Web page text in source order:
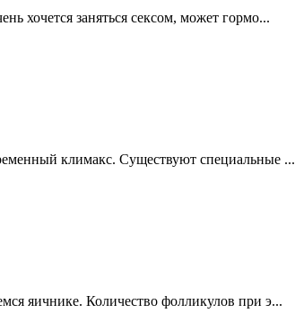
хочется заняться сексом, может гормо...
климакс. Существуют специальные ...
яичнике. Количество фолликулов при э...